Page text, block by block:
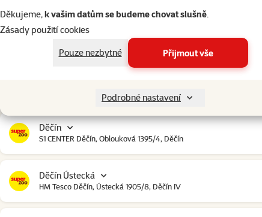
Děkujeme,k vašim datům se budeme chovat slušně.
Zásady použití cookies
Pouze nezbytné
Přijmout vše
Podrobné nastavení
Čestlice
Čestlice komerční zóna, U Makra 123, Čestlice
Děčín
S1 CENTER Děčín, Oblouková 1395/4, Děčín
Děčín Ústecká
HM Tesco Děčín, Ústecká 1905/8, Děčín IV